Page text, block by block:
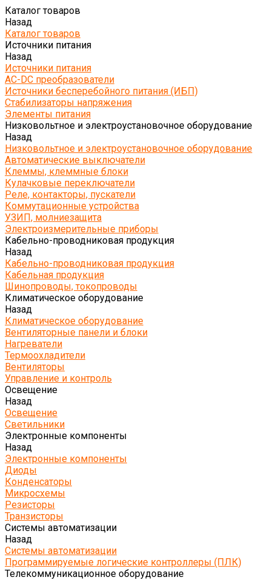
Каталог товаров
Назад
Каталог товаров
Источники питания
Назад
Источники питания
AC-DC преобразователи
Источники бесперебойного питания (ИБП)
Стабилизаторы напряжения
Элементы питания
Низковольтное и электроустановочное оборудование
Назад
Низковольтное и электроустановочное оборудование
Автоматические выключатели
Клеммы, клеммные блоки
Кулачковые переключатели
Реле, контакторы, пускатели
Коммутационные устройства
УЗИП, молниезащита
Электроизмерительные приборы
Кабельно-проводниковая продукция
Назад
Кабельно-проводниковая продукция
Кабельная продукция
Шинопроводы, токопроводы
Климатическое оборудование
Назад
Климатическое оборудование
Вентиляторные панели и блоки
Нагреватели
Термоохладители
Вентиляторы
Управление и контроль
Освещение
Назад
Освещение
Светильники
Электронные компоненты
Назад
Электронные компоненты
Диоды
Конденсаторы
Микросхемы
Резисторы
Транзисторы
Системы автоматизации
Назад
Системы автоматизации
Программируемые логические контроллеры (ПЛК)
Телекоммуникационное оборудование